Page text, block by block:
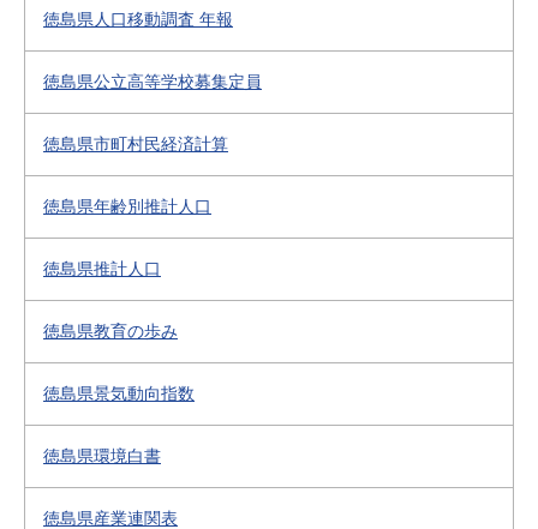
徳島県人口移動調査 年報
徳島県公立高等学校募集定員
徳島県市町村民経済計算
徳島県年齢別推計人口
徳島県推計人口
徳島県教育の歩み
徳島県景気動向指数
徳島県環境白書
徳島県産業連関表